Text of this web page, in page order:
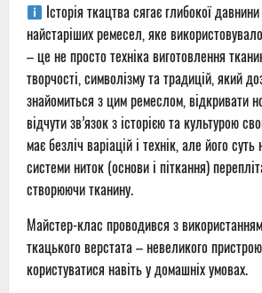
Історія ткацтва сягає глибокої
найстаріших ремесел, яке
– це не просто техніка виготовлення
творчості, символізму та традицій, який
знайомиться з цим ремеслом, відкривати
відчути зв’язок з історією та культурою
має безліч варіацій і технік, але його суть
системи ниток (основи і піткання)
створюючи тканину.
Майстер-клас проводився з
ткацького верстата – невеликого
користуватися навіть у домашніх умовах.